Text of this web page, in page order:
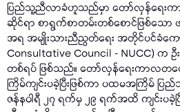
ပြည်သူ့ညီလာခံဟူသည်မှာ တော်လှန်ရေးကာ
ဆိုင်ရာ စာရွက်စာတမ်းတစ်စောင်ဖြစ်သေ
အရ အမျိုးသားညီညွတ်ရေး အတိုင်ပင်ခံကေ
Consultative Council - NUCC) က
တစ်ရပ် ဖြစ်သည်။ တော်လှန်ရေးကာလတ
ကြိမ်ကျင်းပခဲ့ပြီးဖြစ်ကာ ပထမအကြိမ် ပ
ဇန်နဝါရီ ၂၇ ရက်မှ ၂၉ ရက်အထိ ကျင်းပခဲ့